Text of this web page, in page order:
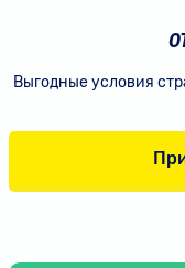
Выгодные условия